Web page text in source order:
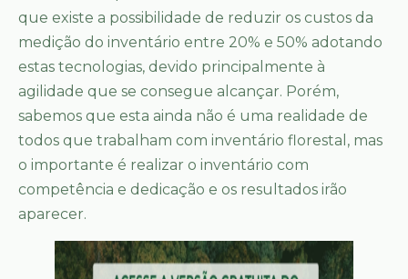
que existe a possibilidade de reduzir os custos da
medição do inventário entre 20% e 50% adotando
estas tecnologias, devido principalmente à
agilidade que se consegue alcançar. Porém,
sabemos que esta ainda não é uma realidade de
todos que trabalham com inventário florestal, mas
o importante é realizar o inventário com
competência e dedicação e os resultados irão
aparecer.